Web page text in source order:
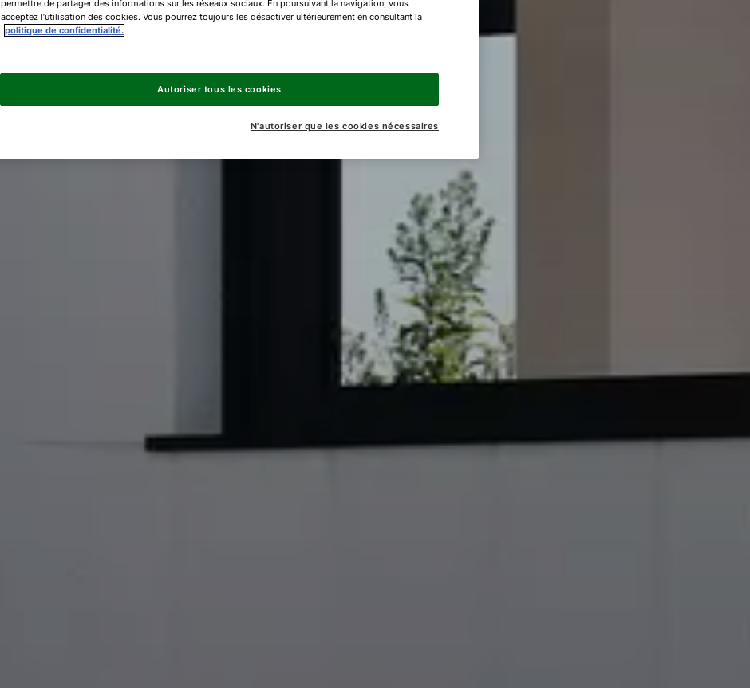
permettre de partager des informations sur les réseaux sociaux. En poursuivant la navigation, vous
acceptez l’utilisation des cookies. Vous pourrez toujours les désactiver ultérieurement en consultant la
politique de confidentialité.
N'autoriser que les cookies nécessaires
Autoriser tous les cookies